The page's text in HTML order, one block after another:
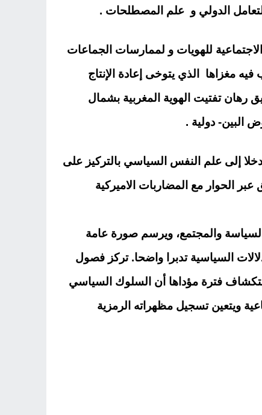
الدولي و علم المصطلحات .
للهويات و لممارسات الجماعات
مغزاها الذي يتوخى إعادة الإنتاج
رهان تفتيت الهوية المغربية بشمال
البين- دولية .
إلى علم النفس السياسي بالتركيز على
الحوار مع المضاربات الاميركية
والمجتمع، ويرسم صورة عامة
السياسية تدبرا واضحا. تركز فصول
فترة مؤداها أن السلوك السياسي
ويتعين تسجيل مظهراته الرمزية